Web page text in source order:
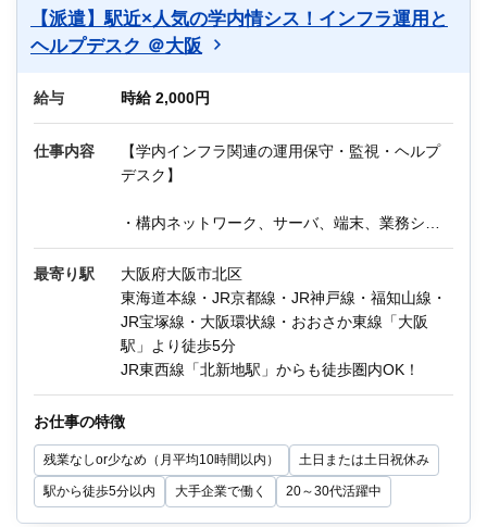
他にもIT関連のお仕事が多数あります。
迷っている方も、まずはお気軽にご相談くださ
い！
ー＊ー＊ー＊ー＊ー＊ー＊ー＊ー
＼Q＆A／
Q：仕事内容を読んでも何も分からないのです
A：大丈夫です。先輩方も何も分からない状態か
らスタートして活躍しています。
Q：どんな人に向いている仕事ですか？
A：『簡単だけど大事な作業』を間違いなくでき
る、真面目な方に向いています。
また、未経験からIT業界を目指して仕事を
お探しの方にもぴったりです。
【派遣】駅近×人気の学内情シス！インフラ運用と
ヘルプデスク ＠大阪
給与 時給 2,000円
仕事内容
【学内インフラ関連の運用保守・監視・ヘルプ
デスク】
・構内ネットワーク、サーバ、端末、業務シス
テムの監視、保守、運用
・ユーザーからの問い合わせ一次対応
・障害やトラブル発生時の初動対応、報告、ベ
ンダー調整
・定期点検、更新作業のサポート
・簡易なドキュメント作成、報告書提出
【環境】
等）、Windows＆Linuxサーバ、専用システム
他
ハードウェア（PC・プリンタ・ネットワーク機
最寄り駅
大阪府大阪市北区
東海道本線・JR京都線・JR神戸線・福知山線・
JR宝塚線・大阪環状線・おおさか東線「大阪
駅」より徒歩5分
JR東西線「北新地駅」からも徒歩圏内OK！
お仕事の特徴
残業なしor少なめ（月平均10時間以内） 土日または土日祝休み
駅から徒歩5分以内 大手企業で働く 20～30代活躍中